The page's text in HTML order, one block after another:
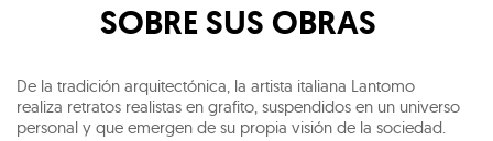
SOBRE SUS OBRAS
De la tradición arquitectónica, la artista italiana Lantomo
realiza retratos realistas en grafito, suspendidos en un universo
personal y que emergen de su propia visión de la sociedad.